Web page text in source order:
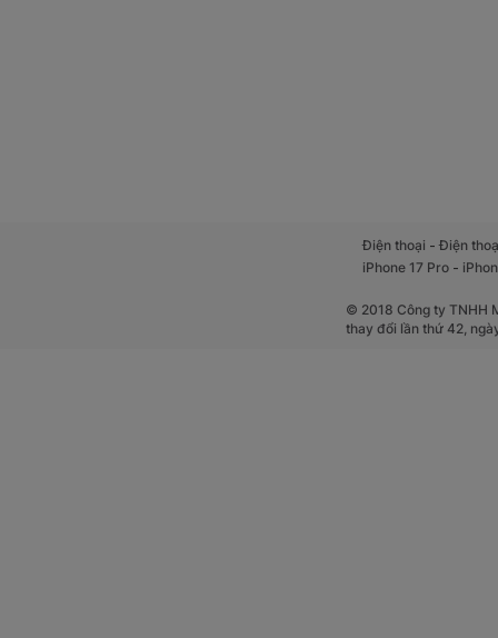
Điện thoại -Điện
iPhone 17 Pro -
© 2018 Công ty TNHH
thay đổi lần thứ 42,